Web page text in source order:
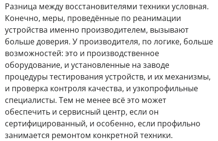
Разница между восстановителями техники условная.
Конечно, меры, проведённые по реанимации
устройства именно производителем, вызывают
больше доверия. У производителя, по логике, больше
возможностей: это и производственное
оборудование, и установленные на заводе
процедуры тестирования устройств, и их механизмы,
и проверка контроля качества, и узкопрофильные
специалисты. Тем не менее всё это может
обеспечить и сервисный центр, если он
сертифицированный, и особенно, если профильно
занимается ремонтом конкретной техники.